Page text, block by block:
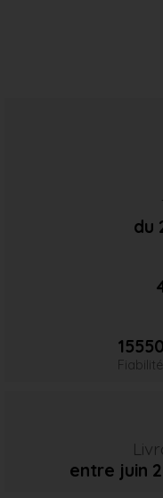
du
entre juin